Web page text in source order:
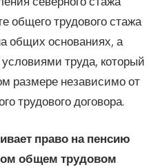
об­щего трудового стажа
общих основаниях, а
труда, который
размере неза­висимо от
трудового договора.
право на пенсию
общем трудовом